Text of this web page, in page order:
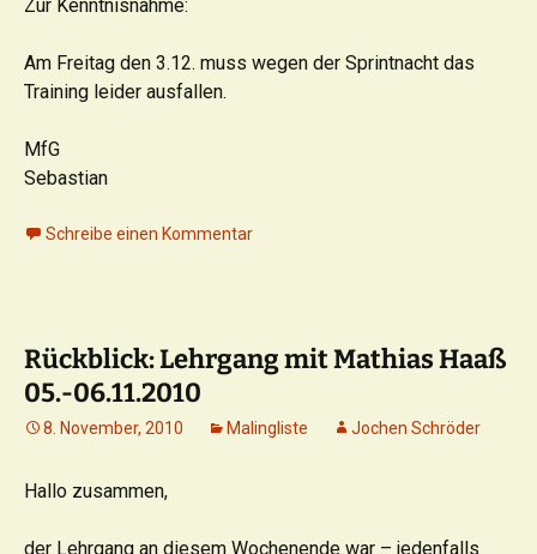
Zur Kenntnisnahme:
Am Freitag den 3.12. muss wegen der Sprintnacht das
Training leider ausfallen.
MfG
Sebastian
Schreibe einen Kommentar
Rückblick: Lehrgang mit Mathias Haaß
05.-06.11.2010
8. November, 2010 Malingliste Jochen Schröder
Hallo zusammen,
der Lehrgang an diesem Wochenende war – jedenfalls